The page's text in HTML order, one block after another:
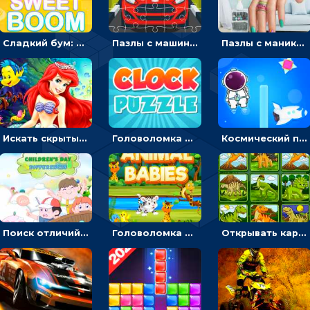
Сладкий бум: тапнуть, чтобы взорвать желейки - головоломка Пазлы с машинами Форд: собирать картинки и открывать новые Пазлы с маникюром: собери идеальный рисунок для ногтей
Искать скрытый алфавит на картинках с мультяшными героями - головоломка для детей Головоломка с часами для детей: читать время по циферблату Космический побег: двигать космонавта, чтобы попасть к кораблю
Поиск отличий на картинках с детьми - головоломка Головоломка Звери-малыши: открывай карточки по очереди, чтобы найти одинаковые Открывать картинки с динозаврами и складывать в пары по памяти - головоломка